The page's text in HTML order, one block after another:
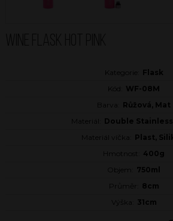
Kategorie:
Flask
Kód:
WF-08M
Barva:
Růžová, Mat
Materiál:
Double Stainless
Materiál víčka:
Plast,
Hmotnost:
400g
Objem:
750ml
Průměr:
8cm
Výška:
31cm